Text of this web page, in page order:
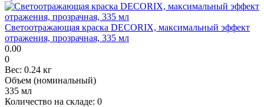
Светоотражающая краска DECORIX, максимальный эффект
отражения, прозрачная, 335 мл
0.00
0
Вес: 0.24 кг
Объем (номинальный)
335 мл
Количество на складе: 0